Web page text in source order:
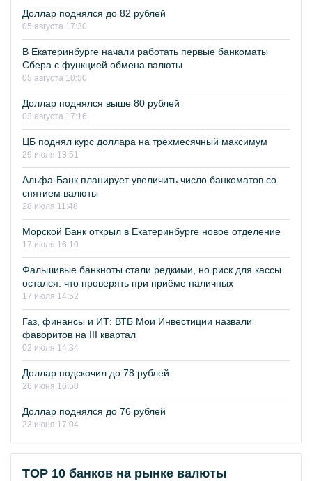
Доллар поднялся до 82 рублей
05 августа 17:30
В Екатеринбурге начали работать первые банкоматы
Сбера с функцией обмена валюты
05 августа 10:50
Доллар поднялся выше 80 рублей
03 августа 17:16
ЦБ поднял курс доллара на трёхмесячный максимум
29 июля 13:51
Альфа-Банк планирует увеличить число банкоматов со
снятием валюты
28 июля 11:48
Морской Банк открыл в Екатеринбурге новое отделение
17 июля 16:10
Фальшивые банкноты стали редкими, но риск для кассы
остался: что проверять при приёме наличных
17 июля 14:52
Газ, финансы и ИТ: ВТБ Мои Инвестиции назвали
фаворитов на III квартал
02 июля 14:34
Доллар подскочил до 78 рублей
26 июня 16:50
Доллар поднялся до 76 рублей
23 июня 17:04
TOP 10 банков на рынке валюты